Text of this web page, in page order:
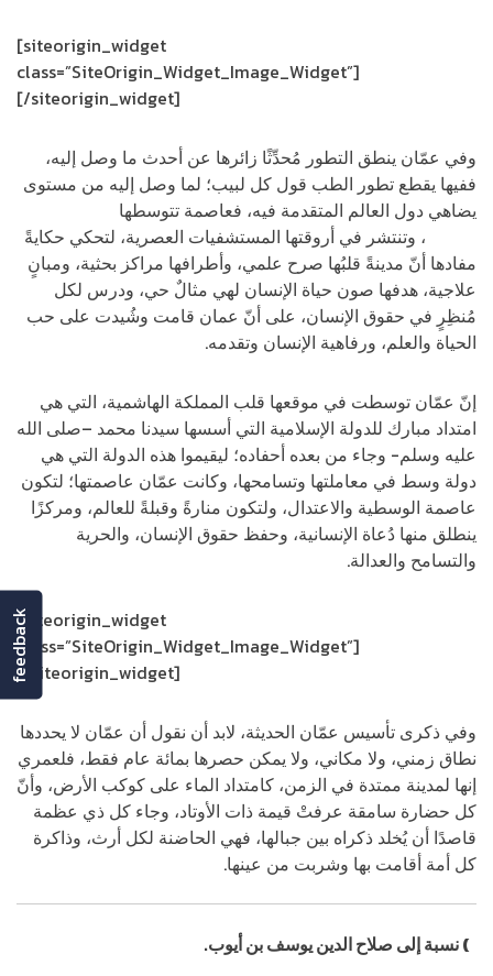
[siteorigin_widget
class=”SiteOrigin_Widget_Image_Widget”]
[/siteorigin_widget]
وفي عمّان ينطق التطور مُحدِّثًا زائرها عن أحدث ما وصل إليه،
ففيها يقطع تطور الطب قول كل لبيب؛ لما وصل إليه من مستوى
يضاهي دول العالم المتقدمة فيه، فعاصمة تتوسطها
، وتنتشر في أروقتها المستشفيات العصرية، لتحكي حكايةً
مفادها أنّ مدينةً قلبُها صرح علمي، وأطرافها مراكز بحثية، ومبانٍ
علاجية، هدفها صون حياة الإنسان لهي مثالٌ حي، ودرس لكل
مُنظِرٍ في حقوق الإنسان، على أنّ عمان قامت وشُيدت على حب
الحياة والعلم، ورفاهية الإنسان وتقدمه.
إنّ عمّان توسطت في موقعها قلب المملكة الهاشمية، التي هي
امتداد مبارك للدولة الإسلامية التي أسسها سيدنا محمد –صلى الله
عليه وسلم- وجاء من بعده أحفاده؛ ليقيموا هذه الدولة التي هي
دولة وسط في معاملتها وتسامحها، وكانت عمّان عاصمتها؛ لتكون
عاصمة الوسطية والاعتدال، ولتكون منارةً وقبلةً للعالم، ومركزًا
ينطلق منها دُعاة الإنسانية، وحفظ حقوق الإنسان، والحرية
والتسامح والعدالة.
[siteorigin_widget
class=”SiteOrigin_Widget_Image_Widget”]
[/siteorigin_widget]
وفي ذكرى تأسيس عمّان الحديثة، لابد أن نقول أن عمّان لا يحددها
نطاق زمني، ولا مكاني، ولا يمكن حصرها بمائة عام فقط، فلعمري
إنها لمدينة ممتدة في الزمن، كامتداد الماء على كوكب الأرض، وأنّ
كل حضارة سامقة عرفتْ قيمة ذات الأوتاد، وجاء كل ذي عظمة
قاصدًا أن يُخلد ذكراه بين جبالها، فهي الحاضنة لكل أرث، وذاكرة
كل أمة أقامت بها وشربت من عينها.
) نسبة إلى صلاح الدين يوسف بن أيوب.
feedback